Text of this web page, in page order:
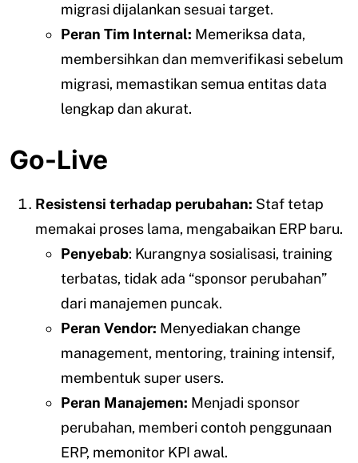
migrasi dijalankan sesuai target.
Peran Tim Internal: Memeriksa data,
membersihkan dan memverifikasi sebelum
migrasi, memastikan semua entitas data
lengkap dan akurat.
Go-Live
Resistensi terhadap perubahan: Staf tetap
memakai proses lama, mengabaikan ERP baru.
Penyebab: Kurangnya sosialisasi, training
terbatas, tidak ada “sponsor perubahan”
dari manajemen puncak.
Peran Vendor: Menyediakan change
management, mentoring, training intensif,
membentuk super users.
Peran Manajemen: Menjadi sponsor
perubahan, memberi contoh penggunaan
ERP, memonitor KPI awal.